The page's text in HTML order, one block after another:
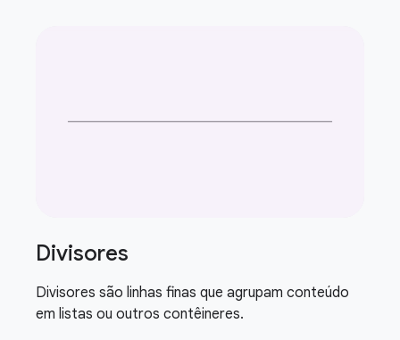
Divisores
Divisores são linhas finas que agrupam conteúdo
em listas ou outros contêineres.